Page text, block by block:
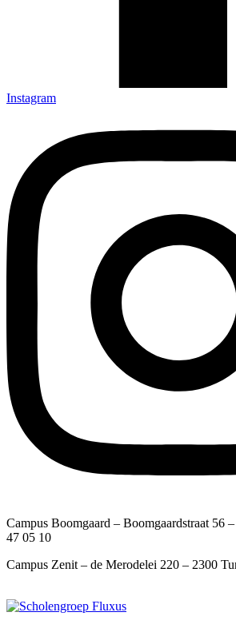
Instagram
Campus Boomgaard – Boomgaardstraat 56
47 05 10
Campus Zenit – de Merodelei 220 – 2300